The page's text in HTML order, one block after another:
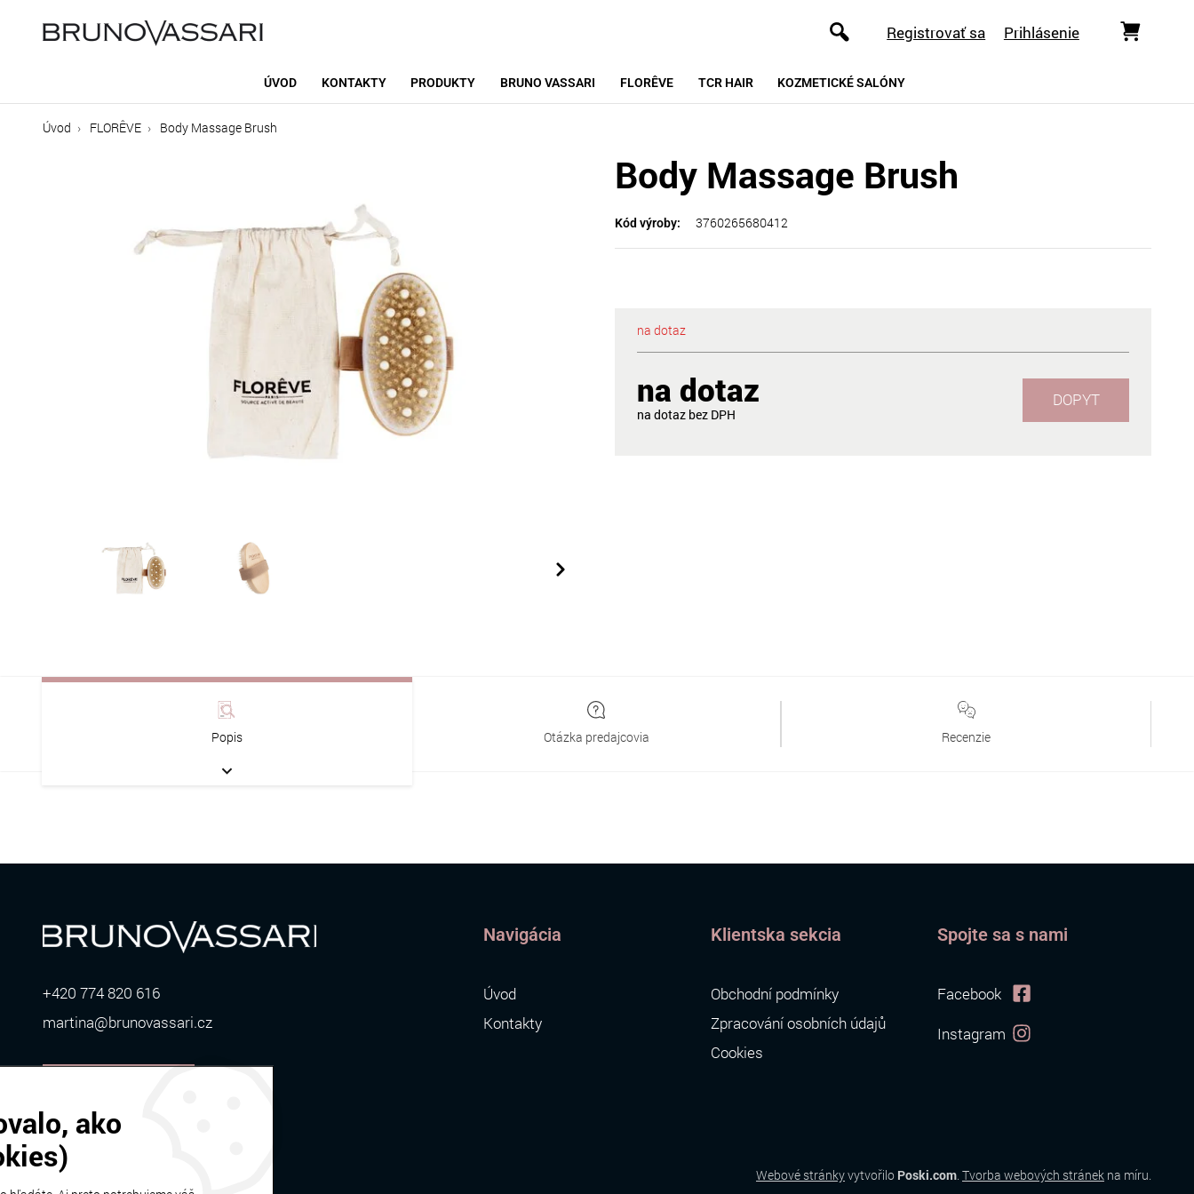
Registrovať sa Prihlásenie
ÚVOD KONTAKTY PRODUKTY BRUNO VASSARI FLORÊVE TCR HAIR KOZMETICKÉ SALÓNY
Úvod FLORÊVE Body Massage Brush
Body Massage Brush
Kód výroby: 3760265680412
na dotaz
na dotaz
na dotaz
DOPYT
Popis Otázka predajcovia Recenzie
+420 774 820 616
martina@brunovassari.cz
Navigácia
Úvod
Kontakty
Klientska sekcia
Obchodní podmínky
Zpracování osobních údajů
Cookies
Spojte sa s nami
Facebook
Instagram
Bruno Vassari | © 2026 Webové stránkyvytvořilo Poski.com. Tvorba webových stránek na míru.
ako